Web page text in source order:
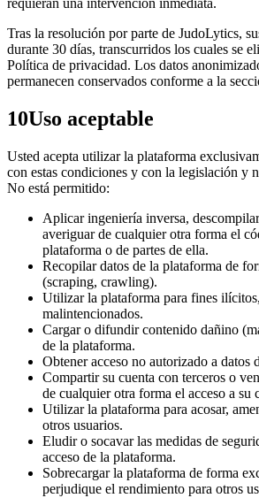
requieran una intervención inmediata.
Tras la resolución por parte de JudoLytics,
durante 30 días, transcurridos los cuales se
Política de privacidad. Los datos
permanecen conservados conforme a la
10Uso aceptable
Usted acepta utilizar la plataforma
con estas condiciones y con la legislación y
No está permitido:
Aplicar ingeniería inversa,
averiguar de cualquier otra forma el
plataforma o de partes de ella.
Recopilar datos de la plataforma de
(scraping, crawling).
Utilizar la plataforma para fines
malintencionados.
Cargar o difundir contenido dañino
de la plataforma.
Obtener acceso no autorizado a datos
Compartir su cuenta con terceros o
de cualquier otra forma el acceso a su
Utilizar la plataforma para acosar,
otros usuarios.
Eludir o socavar las medidas de
acceso de la plataforma.
Sobrecargar la plataforma de forma
perjudique el rendimiento para otros